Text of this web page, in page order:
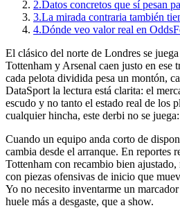
2.Datos concretos que sí pesan
3.La mirada contraria también
4.Dónde veo valor real en
El clásico del norte de Londres se
Tottenham y Arsenal caen justo en ese
cada pelota dividida pesa un montón,
DataSport la lectura está clarita: el
escudo y no tanto el estado real de los
cualquier hincha, este derbi no se
Cuando un equipo anda corto de
cambia desde el arranque. En reportes
Tottenham con recambio bien ajustado,
con piezas ofensivas de inicio que
Yo no necesito inventarme un
huele más a desgaste, que a show.